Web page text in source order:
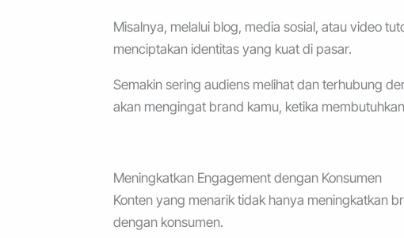
Misalnya, melalui blog, media sosial, atau video
menciptakan identitas yang kuat di pasar.
Semakin sering audiens melihat dan terhubung
akan mengingat brand kamu, ketika
Meningkatkan Engagement dengan Konsumen
Konten yang menarik tidak hanya meningkatkan
dengan konsumen.